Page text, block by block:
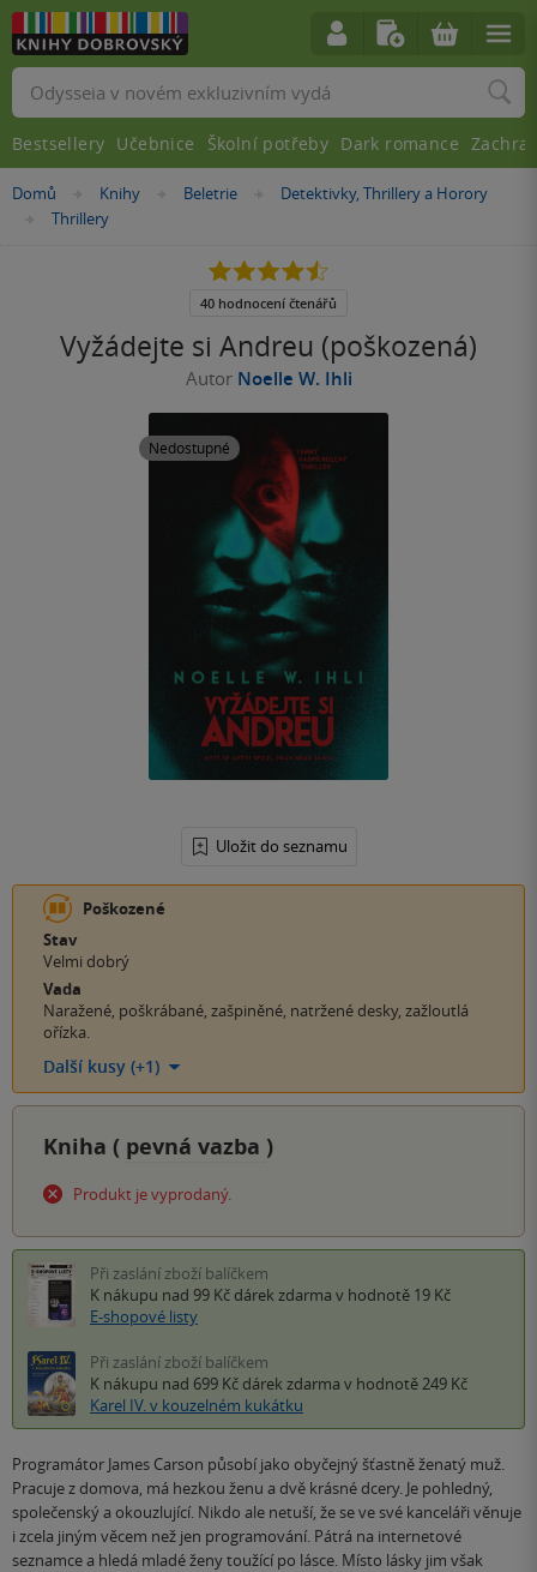
Nacházíte
Domů »Knihy »
Beletrie »
Detektivky, Thrillery a Horory
»
Thrillery
Vyžádejte si Andreu (poškozená)
Autor Noelle W. Ihli
Nedostupné
Uložit do seznamu
4.5
5
40 hodnocení čtenářů
Poškozené
Stav
Velmi dobrý
Vada
Naražené, poškrábané, zašpiněné, natržené desky, zažloutlá
ořízka.
Další kusy (+1)
Kniha ( pevná vazba )
Produkt je vyprodaný.
Při zaslání zboží balíčkem
K nákupu nad 99 Kč dárek zdarma v hodnotě 19 Kč
E-shopové listy
Při zaslání zboží balíčkem
K nákupu nad 699 Kč dárek zdarma v hodnotě 249 Kč
Karel IV. v kouzelném kukátku
Programátor James Carson působí jako obyčejný šťastně ženatý muž.
Pracuje z domova, má hezkou ženu a dvě krásné dcery. Je pohledný,
společenský a okouzlující. Nikdo ale netuší, že se ve své kanceláři věnuje
i zcela jiným věcem než jen programování. Pátrá na internetové
seznamce a hledá mladé ženy toužící po lásce. Místo lásky jim však
Vyhledávání
Bestsellery Učebnice Školní potřeby Dark romance